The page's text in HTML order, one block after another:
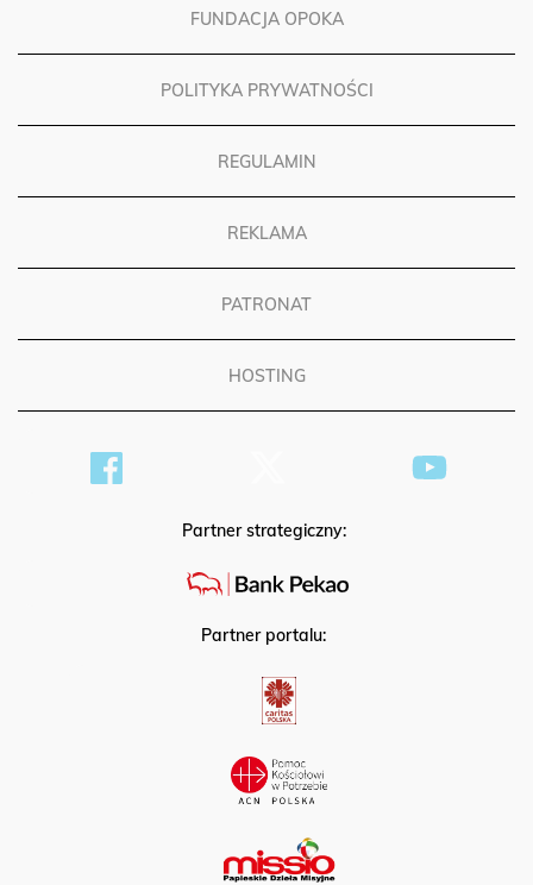
FUNDACJA OPOKA
POLITYKA PRYWATNOŚCI
REGULAMIN
REKLAMA
PATRONAT
HOSTING
Partner strategiczny:
Partner portalu: